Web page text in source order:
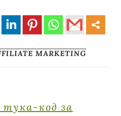
MARKETING
тука-код за